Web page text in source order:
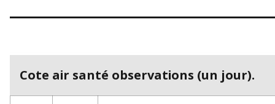
Cote air santé observations (un jour).